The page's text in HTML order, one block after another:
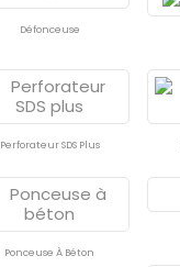
Défonceuse
Perforateur SDS Plus
Ponceuse À Béton